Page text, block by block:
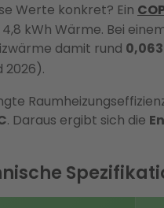
Werte konkret? Ein
kWh Wärme. Bei
damit rund
2026).
. Daraus ergibt sich die